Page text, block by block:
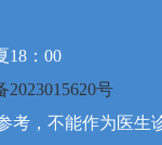
18：00
2023015620号
考，不能作为医生